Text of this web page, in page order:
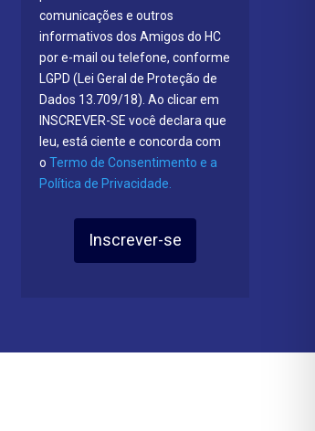
comunicações e outros
informativos dos Amigos do HC
por e-mail ou telefone, conforme
LGPD (Lei Geral de Proteção de
Dados 13.709/18). Ao clicar em
INSCREVER-SE você declara que
leu, está ciente e concorda com
o Termo de Consentimento e a
Política de Privacidade.
Inscrever-se